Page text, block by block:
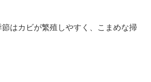
はカビが繁殖しやすく、こまめな掃